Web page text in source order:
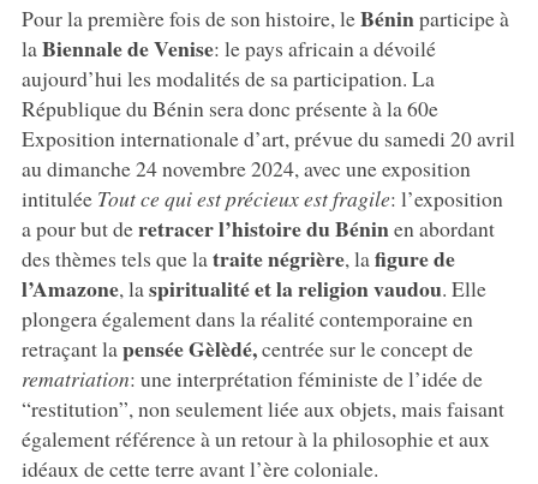
Pour la première fois de son histoire, leBéninparticipe à
la Biennale de Venise: le pays africain a dévoilé
aujourd’hui les modalités de sa participation. La
République du Bénin sera donc présente à la 60e
Exposition internationale d’art, prévue du samedi 20 avril
au dimanche 24 novembre 2024, avec une exposition
intitulée Tout ce qui est précieux est fragile: l’exposition
a pour but deretracer l’histoire du Béninen abordant
des thèmes tels que la traite négrière, la figure de
l’Amazone, la spiritualité et la religion vaudou. Elle
plongera également dans la réalité contemporaine en
retraçant la pensée Gèlèdé,centrée sur le concept de
rematriation: une interprétation féministe de l’idée de
“restitution”, non seulement liée aux objets, mais faisant
également référence à un retour à la philosophie et aux
idéaux de cette terre avant l’ère coloniale.